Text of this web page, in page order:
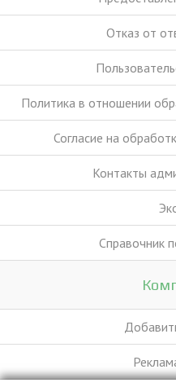
Отказ от
Политика в отношении
Согласие на
Контакты
Справочник